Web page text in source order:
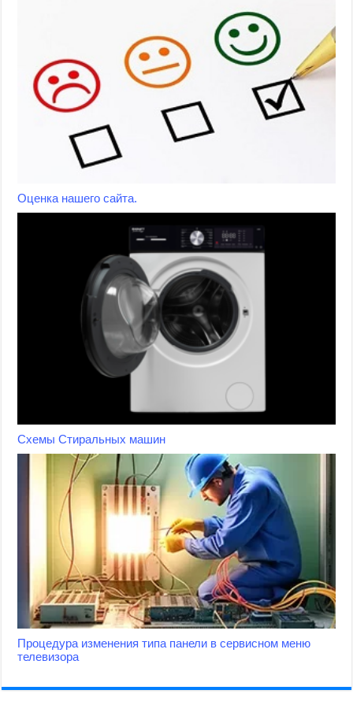
Оценка нашего сайта.
Схемы Стиральных машин
Процедура изменения типа панели в сервисном меню
телевизора